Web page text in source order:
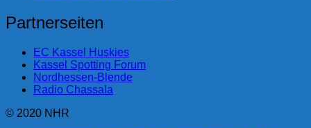
Partnerseiten
EC Kassel Huskies
Kassel Spotting Forum
Nordhessen-Blende
Radio Chassala
© 2020 NHR